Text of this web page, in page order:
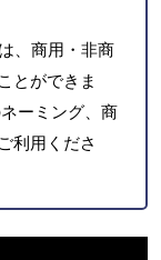
、商用・非商
とができま
ーミング、商
利用くださ